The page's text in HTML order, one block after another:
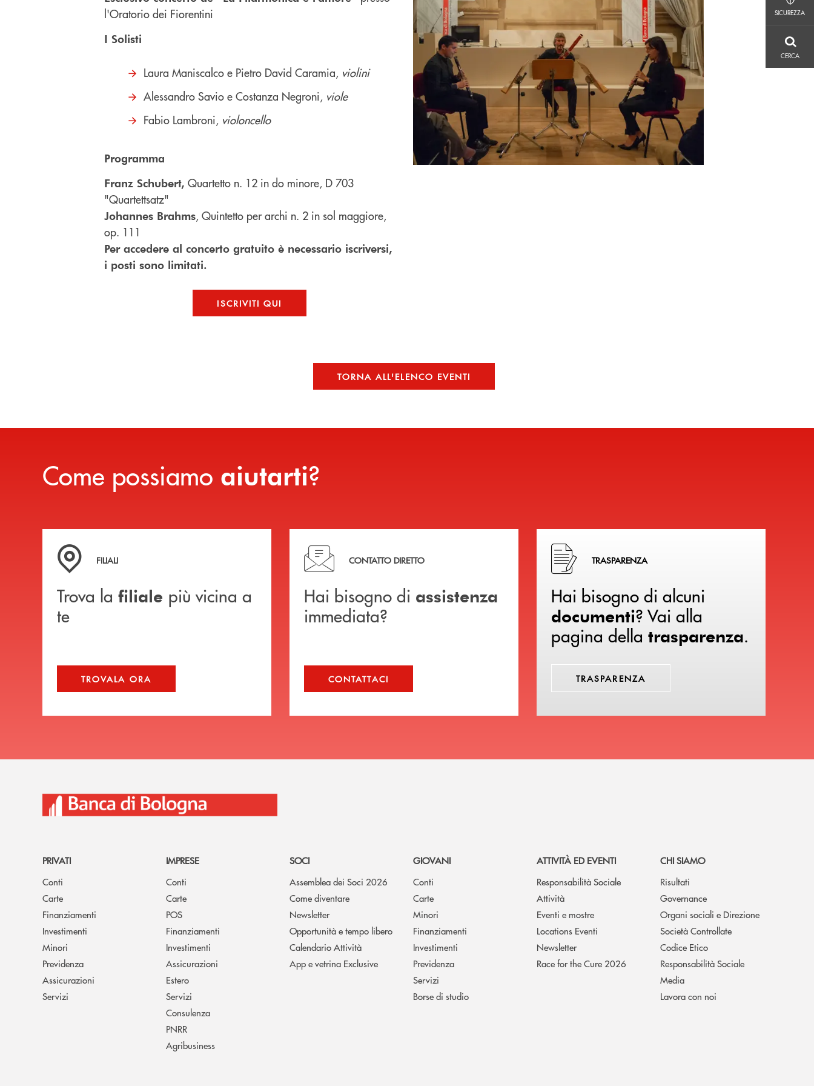
SICUREZZA
SICUREZZA
CERCA
l'Oratorio dei Fiorentini
I Solisti
Laura Maniscalco e Pietro David Caramia, violini
Alessandro Savio e Costanza Negroni, viole
Fabio Lambroni, violoncello
Programma
Franz Schubert, Quartetto n. 12 in do minore, D 703
"Quartettsatz"
Johannes Brahms, Quintetto per archi n. 2 in sol maggiore,
op. 111
Per accedere al concerto gratuito è necessario iscriversi,
i posti sono limitati.
ISCRIVITI QUI
TORNA ALL'ELENCO EVENTI
Come possiamo aiutarti?
Trova la filiale più vicina a te
FILIALI
Trova la filiale più vicina a
te
TROVALA ORA
Hai bisogno di assistenza immediata?
CONTATTO DIRETTO
Hai bisogno di assistenza
immediata?
CONTATTACI
Hai bisogno di alcuni documenti ? Vai alla pagina della
TRASPARENZA
Hai bisogno di alcuni
documenti? Vai alla
pagina della trasparenza.
TRASPARENZA
PRIVATI
Conti
Carte
Finanziamenti
Investimenti
Minori
Previdenza
Assicurazioni
Servizi
IMPRESE
Conti
Carte
POS
Finanziamenti
Investimenti
Assicurazioni
Estero
Servizi
Consulenza
PNRR
Agribusiness
SOCI
Assemblea dei Soci 2026
Come diventare
Newsletter
Opportunità e tempo libero
Calendario Attività
App e vetrina Exclusive
GIOVANI
Conti
Carte
Minori
Finanziamenti
Investimenti
Previdenza
Servizi
Borse di studio
ATTIVITÀ ED EVENTI
Responsabilità Sociale
Attività
Eventi e mostre
Locations Eventi
Newsletter
Race for the Cure 2026
CHI SIAMO
Risultati
Governance
Organi sociali e Direzione
Società Controllate
Codice Etico
Responsabilità Sociale
Media
Lavora con noi